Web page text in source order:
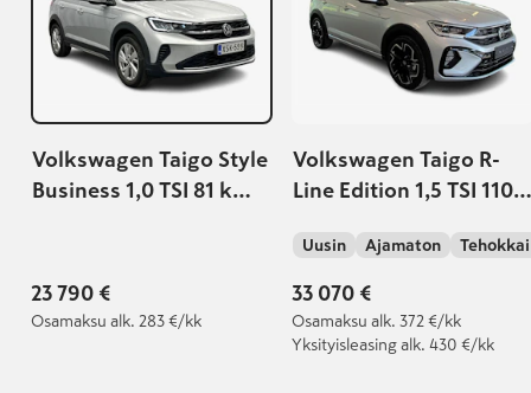
Volkswagen Taigo Style
Business 1,0 TSI 81 kW
24.4.2027 / 100 000km
asti |
23 790 €
Osamaksu alk. 283 €/kk
Volkswagen Taigo R-
Line Edition 1,5 TSI 110
automaatti
Uusin Ajamaton
33 070 €
Osamaksu alk. 372 €/kk
Yksityisleasing alk. 430 €/kk